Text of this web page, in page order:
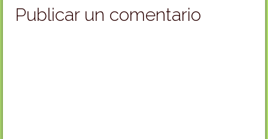
Publicar un comentario